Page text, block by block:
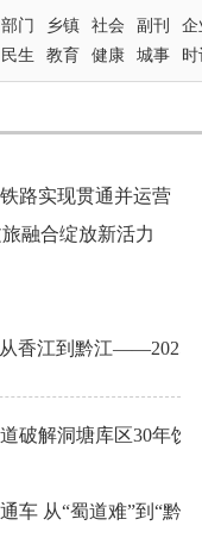
部门 乡镇 社会 副刊
企
民生 教育 健康 城事 时
路实现贯通并运营
融合绽放新活力
破解洞塘库区30年饮